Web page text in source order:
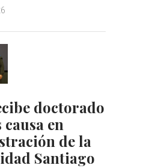
doctorado
en
de la
Santiago